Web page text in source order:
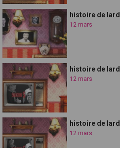
histoire de lard
12 mars
histoire de
12 mars
histoire de lard
12 mars